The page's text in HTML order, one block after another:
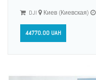
DJI Киев (Киевская)
44770.00 UAH